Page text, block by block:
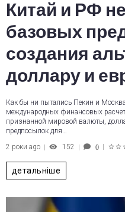
Китай и РФ
базовых
создания
доллару и
Как бы ни пытались Пекин и
международных финансовых
признанной мировой валюты,
предпосылок для…
2 роки ago
152 0
детальніше